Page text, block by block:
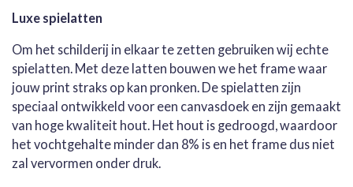
Luxe spielatten
Om het schilderij in elkaar te zetten gebruiken wij echte
spielatten. Met deze latten bouwen we het frame waar
jouw print straks op kan pronken. De spielatten zijn
speciaal ontwikkeld voor een canvasdoek en zijn gemaakt
van hoge kwaliteit hout. Het hout is gedroogd, waardoor
het vochtgehalte minder dan 8% is en het frame dus niet
zal vervormen onder druk.